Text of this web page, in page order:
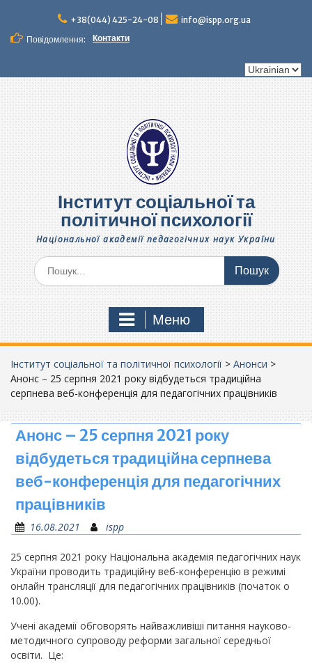
вмісту
+38(044) 425-24-08
info@ispp.org.ua
Повідомлення:
Контакти
Вибрати
Інститут соціальної та
політичної психології
Національної академії педагогічних наук України
Шукати:
Меню
Інститут соціальної та політичної психології > Анонси >
Анонс – 25 серпня 2021 року відбудеться традиційна
серпнева веб-конференція для педагогічних працівників
Анонс – 25 серпня 2021 року
відбудеться традиційна серпнева
веб-конференція для педагогічних
працівників
16.08.2021 ispp
25 серпня 2021 року Національна академія педагогічних наук
України проводить традиційну веб-конференцію в режимі
онлайн трансляції для педагогічних працівників (початок о
10.00).
Учені академії обговорять найважливіші питання науково-
методичного супроводу реформи загальної середньої
освіти. Це: